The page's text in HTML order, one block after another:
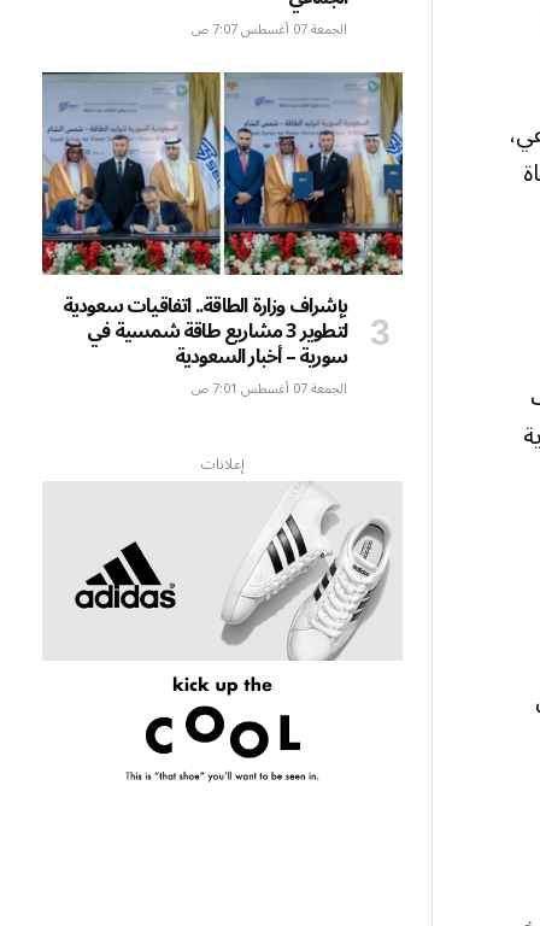
الجمعة 07 أغسطس 7:07 ص
بإشراف وزارة الطاقة.. اتفاقيات سعودية
لتطوير 3 مشاريع طاقة شمسية في
سورية – أخبار السعودية
الجمعة 07 أغسطس 7:01 ص
إعلانات